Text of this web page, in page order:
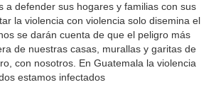
a defender sus hogares y familias con sus
la violencia con violencia solo disemina el
se darán cuenta de que el peligro más
de nuestras casas, murallas y garitas de
con nosotros. En Guatemala la violencia
estamos infectados